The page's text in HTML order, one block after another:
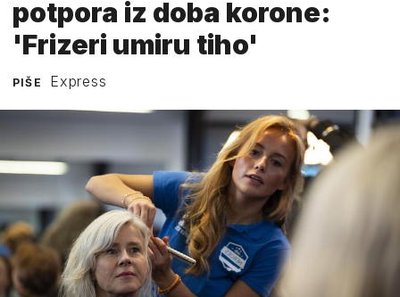
potpora iz doba korone:
'Frizeri umiru tiho'
PIŠE Express